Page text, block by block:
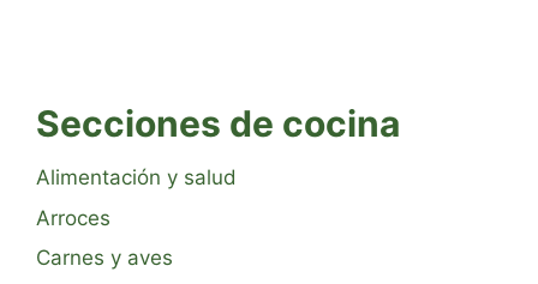
Secciones de cocina
Alimentación y salud
Arroces
Carnes y aves